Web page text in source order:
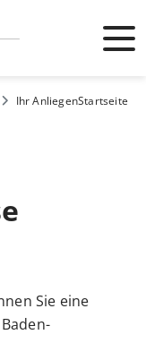
Startseite
Ihr Anliegen
Sie eine